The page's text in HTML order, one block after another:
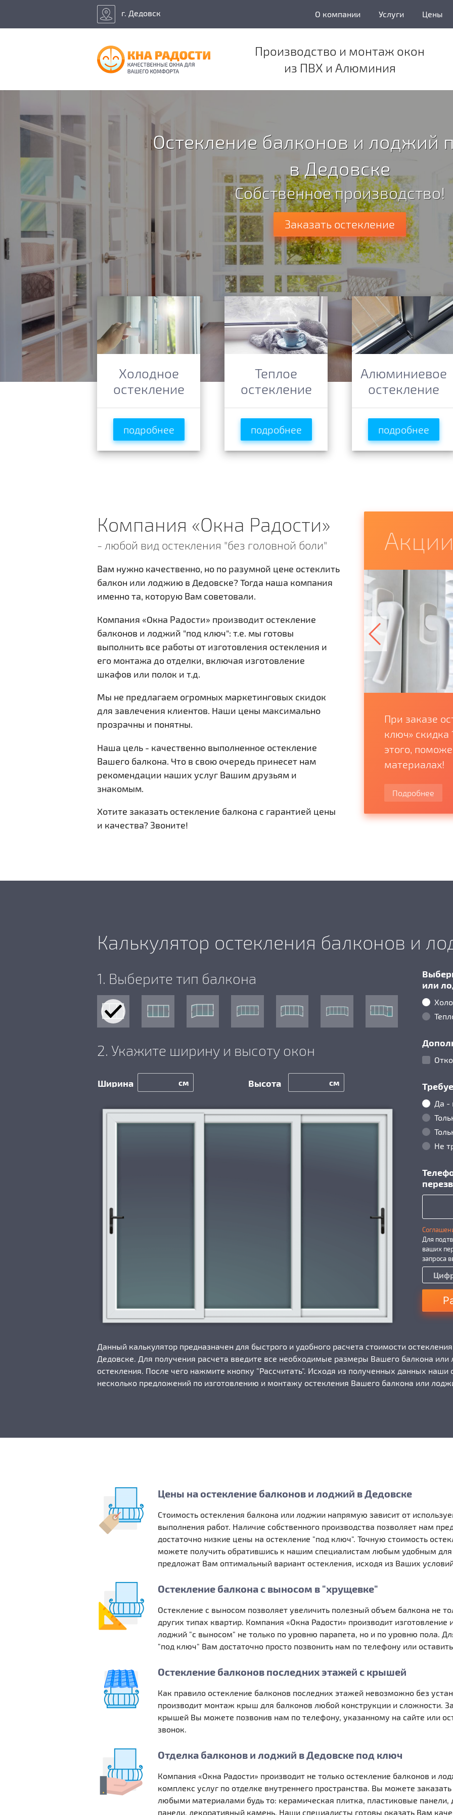
г. Дедовск О компании Услуги Цены
Производство и монтаж окон
из ПВХ и Алюминия
Остекление балконов и лоджий
в Дедовске
Собственное производство!
Заказать остекление
Холодное
остекление
подробнее
Теплое
остекление
подробнее
Алюминиевое
остекление
подробнее
Компания «Окна Радости»
- любой вид остекления "без головной боли"
Вам нужно качественно, но по разумной цене остеклить
балкон или лоджию в Дедовске? Тогда наша компания
именно та, которую Вам советовали.
Компания «Окна Радости» производит остекление
балконов и лоджий "под ключ": т.е. мы готовы
выполнить все работы от изготовления остекления и
его монтажа до отделки, включая изготовление
шкафов или полок и т.д.
Мы не предлагаем огромных маркетинговых скидок
для завлечения клиентов. Наши цены максимально
прозрачны и понятны.
Наша цель - качественно выполненное остекление
Вашего балкона. Что в свою очередь принесет нам
рекомендации наших услуг Вашим друзьям и
знакомым.
Хотите заказать остекление балкона с гарантией цены
и качества? Звоните!
Новые Окна к Новому году!
энергосберегающими и
солнцезащитными стеклопакетами
При заказе
ключ» скидка
этого,
материалах!
Подробнее
Калькулятор остекления балконов и
1. Выберите тип балкона
2. Укажите ширину и высоту окон
см см
или
Да -
Не
Для
ваших
запроса
Данный калькулятор предназначен для быстрого и удобного расчета стоимости
Дедовске. Для получения расчета введите все необходимые размеры Вашего балкона
остекления. После чего нажмите кнопку "Рассчитать". Исходя из полученных данных наши
несколько предложений по изготовлению и монтажу остекления Вашего балкона или
Цены на остекление балконов и лоджий в Дедовске
Стоимость остекления балкона или лоджии напрямую зависит от
выполнения работ. Наличие собственного производства позволяет нам
достаточно низкие цены на остекление "под ключ". Точную стоимость
можете получить обратившись к нашим специалистам любым удобным
предложат Вам оптимальный вариант остекления, исходя из Ваших
Остекление балкона с выносом в "хрущевке"
Остекление с выносом позволяет увеличить полезный объем балкона не
других типах квартир. Компания «Окна Радости» производит
лоджий "с выносом" не только по уровню парапета, но и по уровню пола.
"под ключ" Вам достаточно просто позвонить нам по телефону или
Остекление балконов последних этажей с крышей
Как правило остекление балконов последних этажей невозможно без
производит монтаж крыш для балконов любой конструкции и сложности.
крышей Вы можете позвонив нам по телефону, указанному на сайте или
звонок.
Отделка балконов и лоджий в Дедовске под ключ
Компания «Окна Радости» производит не только остекление балконов и
комплекс услуг по отделке внутреннего пространства. Вы можете
любыми материалами будь то: керамическая плитка, пластиковые
панели, декоративный камень. Наши специалисты готовы оказать Вам